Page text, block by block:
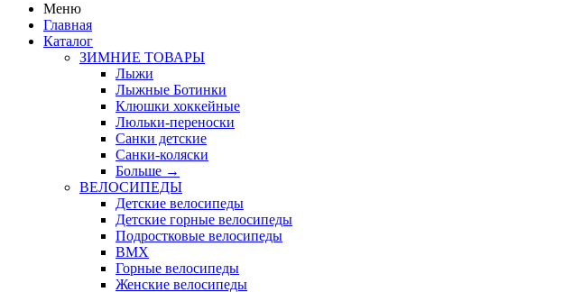
Меню
Главная
Каталог
ЗИМНИЕ ТОВАРЫ
Лыжи
Лыжные Ботинки
Клюшки хоккейные
Люльки-переноски
Санки детские
Санки-коляски
Больше →
ВЕЛОСИПЕДЫ
Детские велосипеды
Детские горные велосипеды
Подростковые велосипеды
BMX
Горные велосипеды
Женские велосипеды